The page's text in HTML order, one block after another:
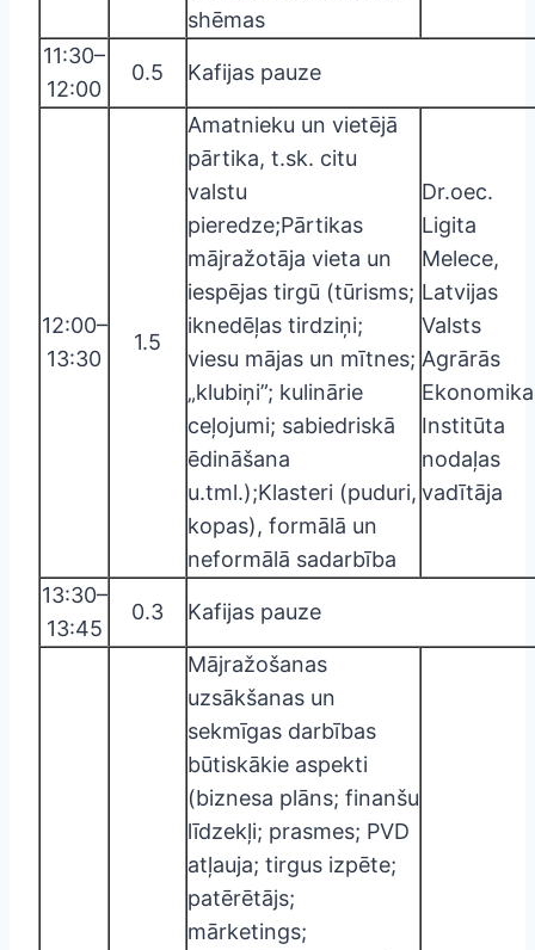
shēmas
11:30–
12:00
0.5 Kafijas pauze
12:00–
13:30
1.5
Amatnieku un vietējā
pārtika, t.sk. citu
valstu
pieredze;Pārtikas
mājražotāja vieta un
iespējas tirgū (tūrisms;
iknedēļas tirdziņi;
viesu mājas un mītnes;
„klubiņi”; kulinārie
ceļojumi; sabiedriskā
ēdināšana
u.tml.);Klasteri (puduri,
kopas), formālā un
neformālā sadarbība
Dr.oec.
Ligita
Melece,
Latvijas
Valsts
Agrārās
Institūta
nodaļas
vadītāja
13:30–
13:45
0.3 Kafijas pauze
Mājražošanas
uzsākšanas un
sekmīgas darbības
būtiskākie aspekti
(biznesa plāns; finanšu
līdzekļi; prasmes; PVD
atļauja; tirgus izpēte;
patērētājs;
mārketings;